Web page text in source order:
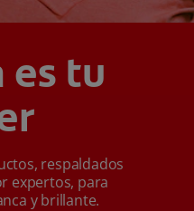
es tu
respaldados
expertos, para
y brillante.